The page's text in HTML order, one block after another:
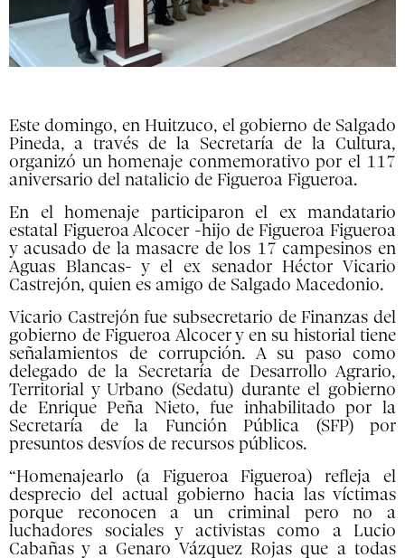
Este domingo, en Huitzuco, el gobierno de Salgado
Pineda, a través de la Secretaría de la Cultura,
organizó un homenaje conmemorativo por el 117
aniversario del natalicio de Figueroa Figueroa.
En el homenaje participaron el ex mandatario
estatal Figueroa Alcocer -hijo de Figueroa Figueroa
y acusado de la masacre de los 17 campesinos en
Aguas Blancas- y el ex senador Héctor Vicario
Castrejón, quien es amigo de Salgado Macedonio.
Vicario Castrejón fue subsecretario de Finanzas del
gobierno de Figueroa Alcocer y en su historial tiene
señalamientos de corrupción. A su paso como
delegado de la Secretaría de Desarrollo Agrario,
Territorial y Urbano (Sedatu) durante el gobierno
de Enrique Peña Nieto, fue inhabilitado por la
Secretaría de la Función Pública (SFP) por
presuntos desvíos de recursos públicos.
“Homenajearlo (a Figueroa Figueroa) refleja el
desprecio del actual gobierno hacia las víctimas
porque reconocen a un criminal pero no a
luchadores sociales y activistas como a Lucio
Cabañas y a Genaro Vázquez Rojas que a todas